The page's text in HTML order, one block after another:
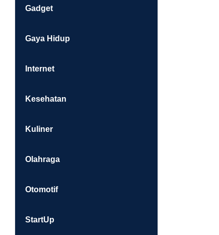
Gadget
Gaya Hidup
Internet
Kesehatan
Kuliner
Olahraga
Otomotif
StartUp